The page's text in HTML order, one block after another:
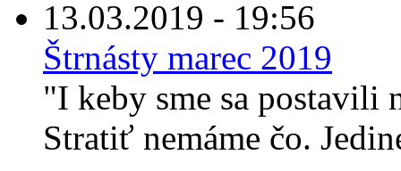
13.03.2019 - 19:56
Štrnásty marec 2019
"I keby sme sa postavili
Stratiť nemáme čo.